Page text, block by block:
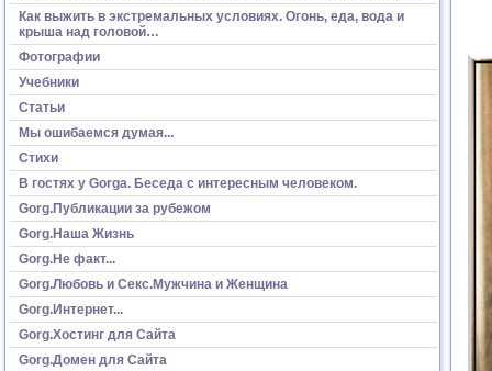
Как выжить в экстремальных условиях. Огонь, еда, вода и
крыша над головой…
Фотографии
Учебники
Статьи
Мы ошибаемся думая...
Стихи
В гостях у Gorga. Беседа с интересным человеком.
Gorg.Публикации за рубежом
Gorg.Наша Жизнь
Gorg.Не факт...
Gorg.Любовь и Секс.Мужчина и Женщина
Gorg.Интернет...
Gorg.Хостинг для Сайта
Gorg.Домен для Сайта